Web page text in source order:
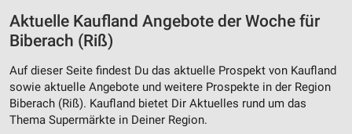
Aktuelle Kaufland Angebote der Woche für
Biberach (Riß)
Auf dieser Seite findest Du das aktuelle Prospekt von Kaufland
sowie aktuelle Angebote und weitere Prospekte in der Region
Biberach (Riß). Kaufland bietet Dir Aktuelles rund um das
Thema Supermärkte in Deiner Region.